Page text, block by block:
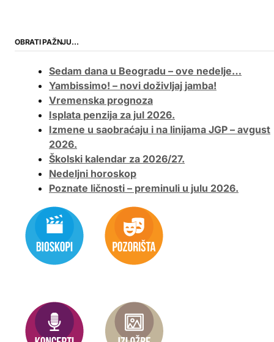
OBRATI PAŽNJU…
Sedam dana u Beogradu – ove nedelje…
Yambissimo! – novi doživljaj jamba!
Vremenska prognoza
Isplata penzija za jul 2026.
Izmene u saobraćaju i na linijama JGP – avgust
2026.
Školski kalendar za 2026/27.
Nedeljni horoskop
Poznate ličnosti – preminuli u julu 2026.